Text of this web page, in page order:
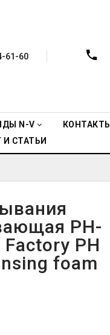
61-60
N-V
КОНТАКТЫ
И СТАТЬИ
PH-
PH
foam